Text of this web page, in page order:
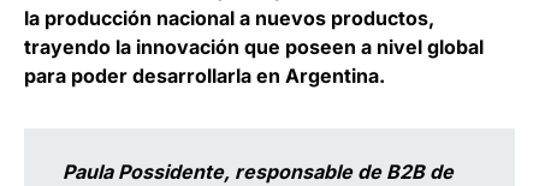
la producción nacional a nuevos productos,
trayendo la innovación que poseen a nivel global
para poder desarrollarla en Argentina.
Paula Possidente, responsable de B2B de